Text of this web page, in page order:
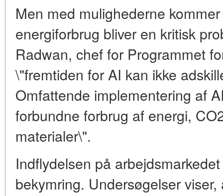
Men med mulighederne
energiforbrug bliver en kritisk
Radwan, chef for Programmet
\"fremtiden for AI kan ikke
Omfattende implementering af
forbundne forbrug af energi,
materialer\".
Indflydelsen på
bekymring. Undersøgelser